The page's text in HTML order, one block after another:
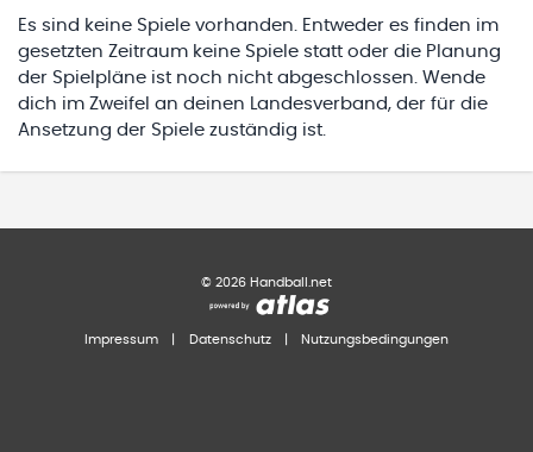
Es sind keine Spiele vorhanden. Entweder es finden im
gesetzten Zeitraum keine Spiele statt oder die Planung
der Spielpläne ist noch nicht abgeschlossen. Wende
dich im Zweifel an deinen Landesverband, der für die
Ansetzung der Spiele zuständig ist.
© 2026 Handball.net
Impressum Datenschutz Nutzungsbedingungen